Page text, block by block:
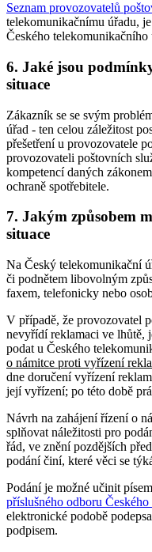
Seznam provozovatelů
telekomunikačnímu úřadu,
Českého telekomunikačního
6. Jaké jsou
situace
Zákazník se se svým
úřad - ten celou záležitost
přešetření u provozovatele
provozovateli poštovních
kompetencí daných
ochraně spotřebitele.
7. Jakým způsobem
situace
Na Český telekomunikační
či podnětem libovolným
faxem, telefonicky nebo
V případě, že provozovatel
nevyřídí reklamaci ve lhůtě,
podat u Českého
o námitce proti vyřízení
dne doručení vyřízení
její vyřízení; po této době
Návrh na zahájení řízení o
splňovat náležitosti pro
řád, ve znění pozdějších
podání činí, které věci se
Podání je možné učinit
příslušného odboru
elektronické podobě
podpisem.